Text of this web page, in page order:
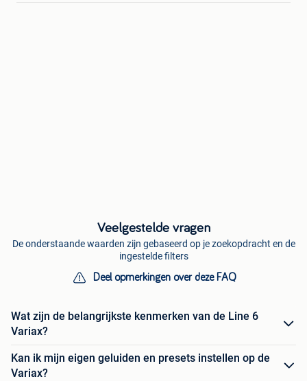
Veelgestelde vragen
De onderstaande waarden zijn gebaseerd op je zoekopdracht en de
ingestelde filters
Deel opmerkingen over deze FAQ
Wat zijn de belangrijkste kenmerken van de Line 6
Variax?
Kan ik mijn eigen geluiden en presets instellen op de
Variax?